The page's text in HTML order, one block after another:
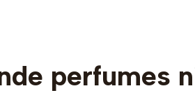
perfumes